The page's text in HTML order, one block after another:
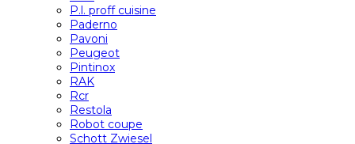
P.l. proff cuisine
Paderno
Pavoni
Peugeot
Pintinox
RAK
Rcr
Restola
Robot coupe
Schott Zwiesel